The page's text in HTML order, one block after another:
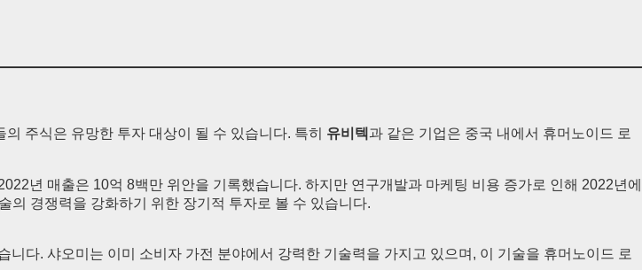
주식은 유망한 투자 대상이 될 수 있습니다. 특히 유비텍 과 같은 기업은 중국 내에서 휴머노이드 로
년 매출은 10억 8백만 위안을 기록했습니다. 하지만 연구개발과 마케팅 비용 증가로 인해 2022년에
의 경쟁력을 강화하기 위한 장기적 투자로 볼 수 있습니다.
니다. 샤오미는 이미 소비자 가전 분야에서 강력한 기술력을 가지고 있으며, 이 기술을 휴머노이드 로